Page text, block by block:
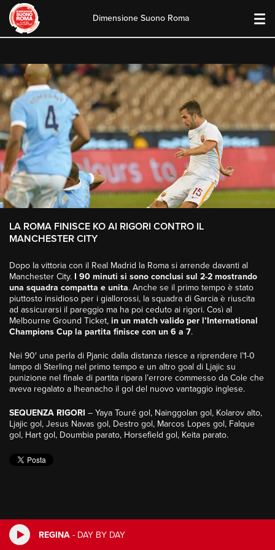
REGINA - DAY BY DAY
content
Dimensione Suono Roma
LA ROMA FINISCE KO AI RIGORI CONTRO IL
MANCHESTER CITY
Dopo la vittoria con il Real Madrid la Roma si arrende davanti al
Manchester City. I 90 minuti si sono conclusi sul 2-2 mostrando
una squadra compatta e unita. Anche se il primo tempo è stato
piuttosto insidioso per i giallorossi, la squadra di Garcia è riuscita
ad assicurarsi il pareggio ma ha poi ceduto ai rigori. Così al
Melbourne Ground Ticket, in un match valido per l’International
Champions Cup la partita finisce con un 6 a 7.
Nei 90′ una perla di Pjanic dalla distanza riesce a riprendere l’1-0
lampo di Sterling nel primo tempo e un altro goal di Ljajic su
punizione nel finale di partita ripara l’errore commesso da Cole che
aveva regalato a Iheanacho il gol del nuovo vantaggio inglese.
SEQUENZA RIGORI – Yaya Touré gol, Nainggolan gol, Kolarov alto,
Ljajic gol, Jesus Navas gol, Destro gol, Marcos Lopes gol, Falque
gol, Hart gol, Doumbia parato, Horsefield gol, Keita parato.